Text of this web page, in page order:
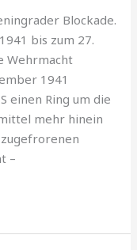
Blockade.
bis zum 27.
Wehrmacht
1941
einen Ring um die
mehr hinein
–